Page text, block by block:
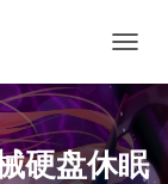
硬盘休眠